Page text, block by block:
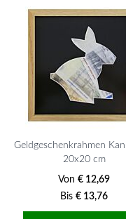
Geldgeschenkrahmen
20x20 cm
Von € 12,69
Bis € 13,76